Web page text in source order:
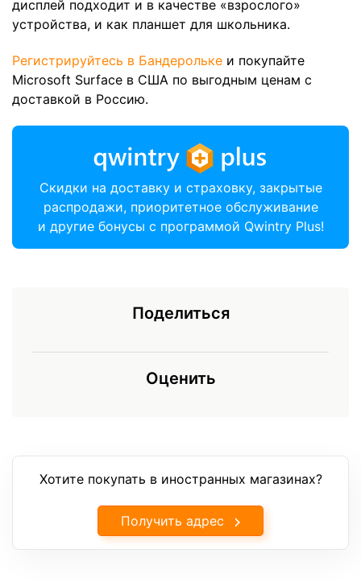
дисплей подходит и в качестве «взрослого»
устройства, и как планшет для школьника.
Регистрируйтесь в Бандерольке и покупайте
Microsoft Surface в США по выгодным ценам с
доставкой в Россию.
Скидки на доставку и страховку, закрытые
распродажи, приоритетное обслуживание
и другие бонусы с программой Qwintry Plus!
Поделиться
Оценить
Хотите покупать в иностранных магазинах?
Получить адрес